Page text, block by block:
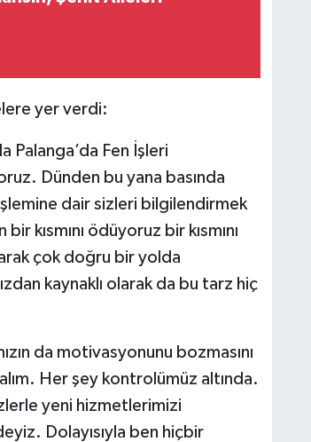
yer verdi:
Palanga’da Fen İşleri
Dünden bu yana basında
dair sizleri bilgilendirmek
kısmını ödüyoruz bir kısmını
çok doğru bir yolda
kaynaklı olarak da bu tarz hiç
da motivasyonunu bozmasını
Her şey kontrolümüz altında.
yeni hizmetlerimizi
Dolayısıyla ben hiçbir